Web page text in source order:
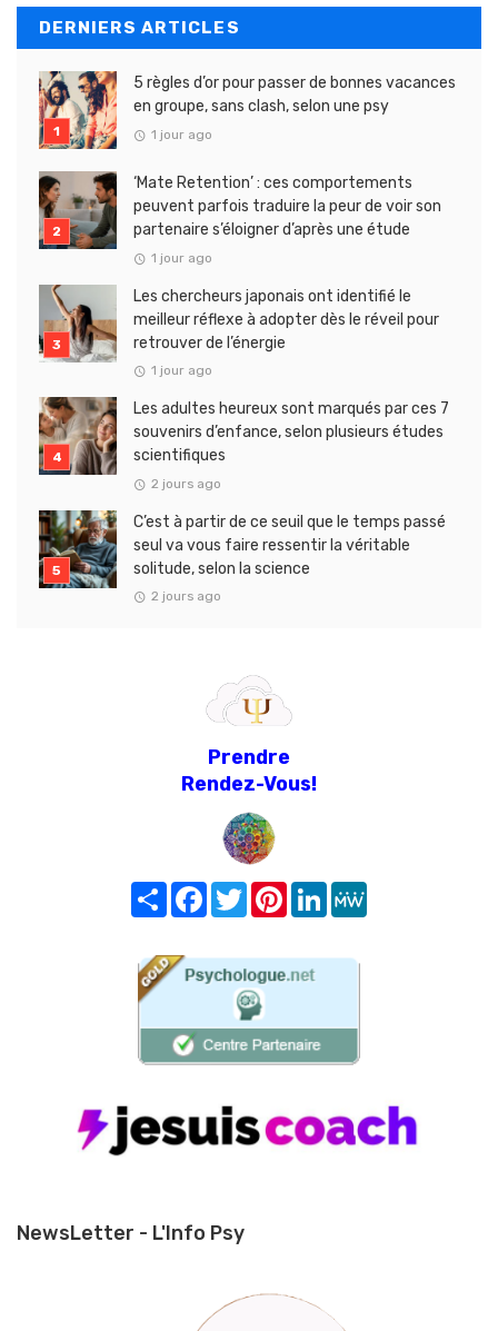
DERNIERS ARTICLES
5 règles d’or pour passer de bonnes vacances
en groupe, sans clash, selon une psy
1 jour ago
‘Mate Retention’ : ces comportements
peuvent parfois traduire la peur de voir son
partenaire s’éloigner d’après une étude
1 jour ago
Les chercheurs japonais ont identifié le
meilleur réflexe à adopter dès le réveil pour
retrouver de l’énergie
1 jour ago
Les adultes heureux sont marqués par ces 7
souvenirs d’enfance, selon plusieurs études
scientifiques
2 jours ago
C’est à partir de ce seuil que le temps passé
seul va vous faire ressentir la véritable
solitude, selon la science
2 jours ago
Prendre
Rendez-Vous!
Share FacebookTwitterPinterest
LinkedIn
NewsLetter - L'Info Psy